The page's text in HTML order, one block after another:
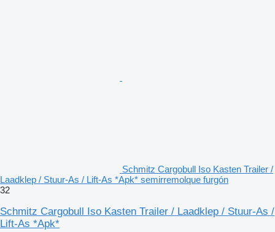
Schmitz Cargobull Iso Kasten Trailer /
Laadklep / Stuur-As / Lift-As *Apk* semirremolque furgón
32
Schmitz Cargobull Iso Kasten Trailer / Laadklep / Stuur-As /
Lift-As *Apk*